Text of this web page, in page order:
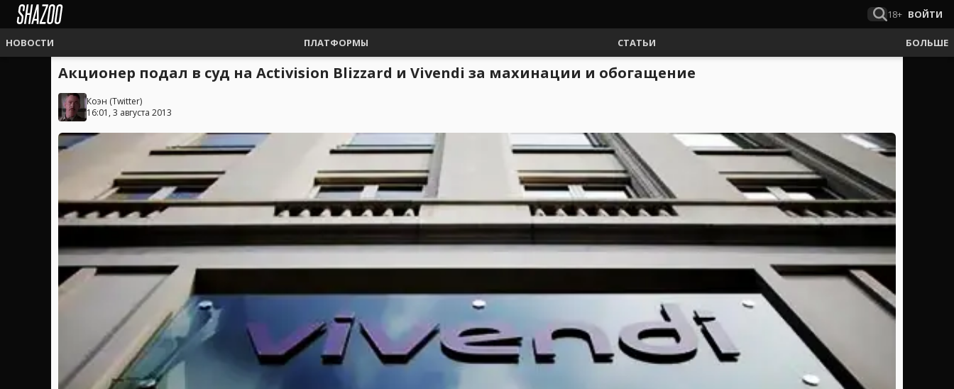
18+ ВОЙТИ
НОВОСТИ ПЛАТФОРМЫ СТАТЬИ БОЛЬШЕ
Акционер подал в суд на Activision Blizzard и Vivendi за махинации и обогащение
Коэн (Twitter)
16:01, 3 августа 2013